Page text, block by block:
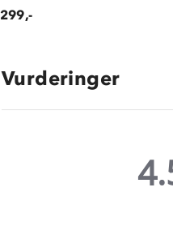
299,-
Vurderinger